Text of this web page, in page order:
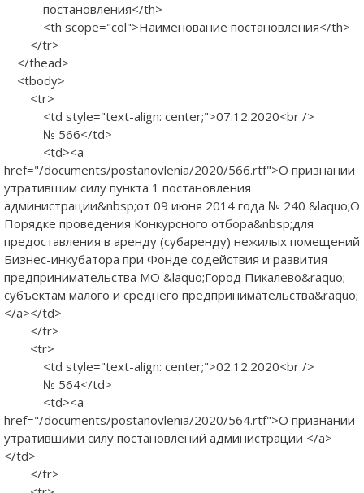
постановления</th>
<th scope="col">Наименование постановления</th>
</tr>
</thead>
<tbody>
<tr>
<td style="text-align: center;">07.12.2020<br />
№ 566</td>
<td><a
href="/documents/postanovlenia/2020/566.rtf">О признании
утратившим силу пункта 1 постановления
администрации&nbsp;от 09 июня 2014 года № 240 &laquo;О
Порядке проведения Конкурсного отбора&nbsp;для
предоставления в аренду (субаренду) нежилых помещений
Бизнес-инкубатора при Фонде содействия и развития
предпринимательства МО &laquo;Город Пикалево&raquo;
субъектам малого и среднего предпринимательства&raquo;
</a></td>
</tr>
<tr>
<td style="text-align: center;">02.12.2020<br />
№ 564</td>
<td><a
href="/documents/postanovlenia/2020/564.rtf">О признании
утратившими силу постановлений администрации </a>
</td>
</tr>